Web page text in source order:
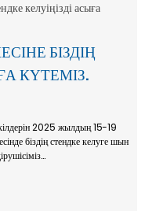
БІЗДІҢ
КҮТЕМІЗ.
2025 жылдың 15-19
біздің стендке келуге шын